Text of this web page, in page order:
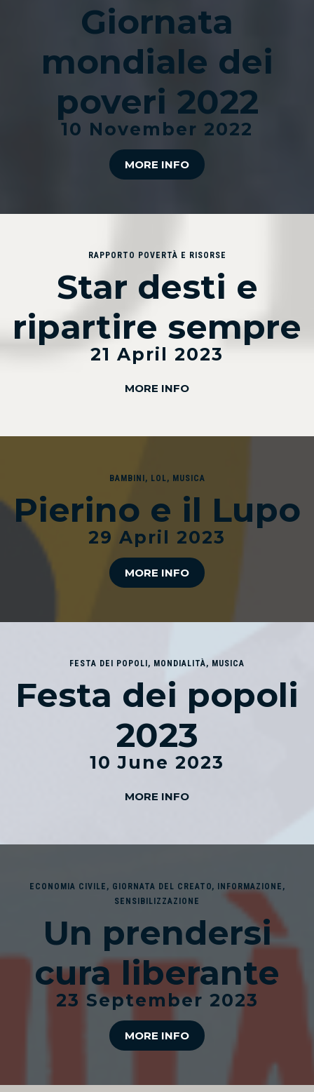
Giornata
mondiale dei
poveri 2022
10 November 2022
MORE INFO
RAPPORTO POVERTÀ E RISORSE
Star desti e
ripartire sempre
21 April 2023
MORE INFO
BAMBINI, LOL , MUSICA
Pierino e il Lupo
29 April 2023
MORE INFO
FESTA DEI POPOLI , MONDIALITÀ, MUSICA
Festa dei popoli
2023
10 June 2023
MORE INFO
ECONOMIA CIVILE , GIORNATA DEL CREATO, INFORMAZIONE ,
SENSIBILIZZAZIONE
Un prendersi
cura liberante
23 September 2023
MORE INFO